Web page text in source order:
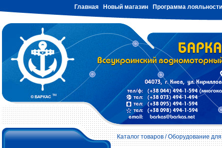
Главная Новый магазин Программа лояльности
Каталог товаров/Оборудование для